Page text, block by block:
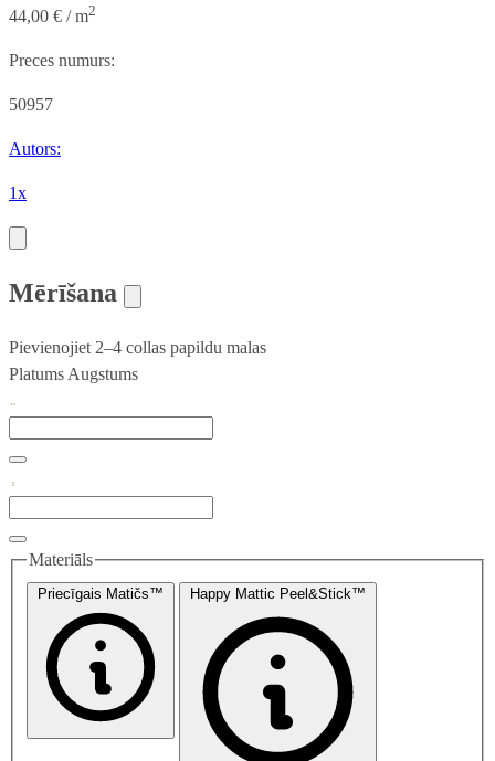
44,00 € / m2
Preces numurs:
50957
Autors:
1x
Mērīšana
Pievienojiet 2–4 collas papildu malas
Platums Augstums
Materiāls
Priecīgais Matičs™ Happy Mattic Peel&Stick™